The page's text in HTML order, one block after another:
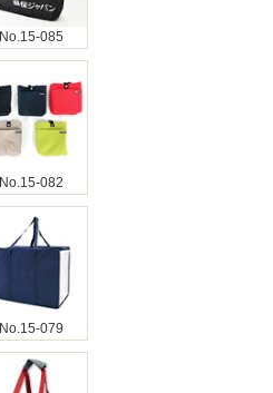
No.15-085
No.15-082
No.15-079